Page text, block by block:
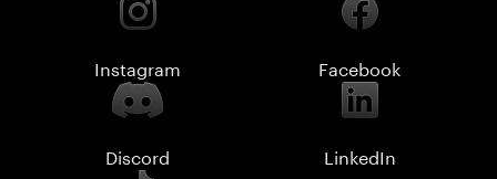
Instagram Facebook
Discord LinkedIn